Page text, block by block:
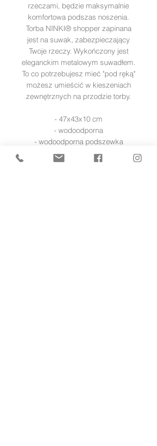
rzeczami, będzie maksymalnie
komfortowa podszas noszenia.
Torba NINKI® shopper zapinana
jest na suwak, zabezpieczający
Twoje rzeczy. Wykończony jest
eleganckim metalowym suwadłem.
To co potrzebujesz mieć "pod ręką"
możesz umieścić w kieszeniach
zewnętrznych na przodzie torby.
- 47x43x10 cm
- wodoodporna
- wodoodporna podszewka
- 2 kieszenie zewnętrzne
- 5 kieszenie wewnętrznych